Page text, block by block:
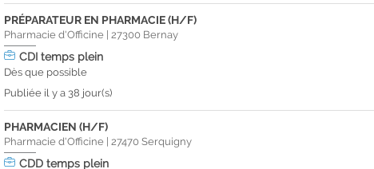
PRÉPARATEUR EN PHARMACIE (H/F)
Pharmacie d'Officine |27300 Bernay
CDItemps plein
Dès que possible
Publiée il y a 38 jour(s)
PHARMACIEN (H/F)
Pharmacie d'Officine |27470Serquigny
CDDtemps plein